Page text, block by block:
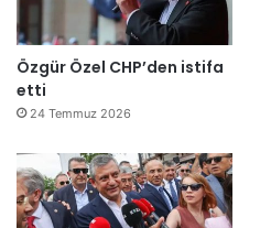
Özgür Özel CHP’den istifa
etti
24 Temmuz 2026